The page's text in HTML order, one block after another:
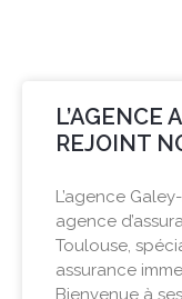
L’AGENCE
REJOINT
L’agence
agence
Toulouse,
assurance
Bienvenue à